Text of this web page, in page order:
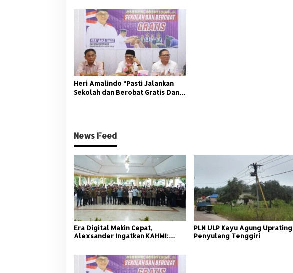
Heri Amalindo “Pasti Jalankan
Sekolah dan Berobat Gratis Dan
News Feed
Era Digital Makin Cepat,
Alexsander Ingatkan KAHMI:
PLN ULP Kayu Agung Uprating
Penyulang Tenggiri